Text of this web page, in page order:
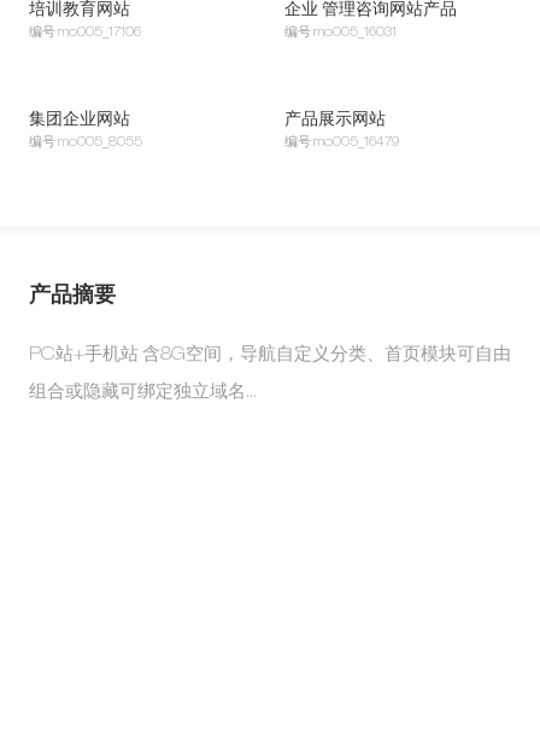
培训教育网站
编号mo005_17106
企业 管理咨询网站产品
编号 mo005_16031
集团企业网站
编号mo005_8055
产品展示网站
编号 mo005_16479
产品摘要
PC站+手机站 含8G空间，导航自定义分类、首页模块可自由
组合或隐藏可绑定独立域名...